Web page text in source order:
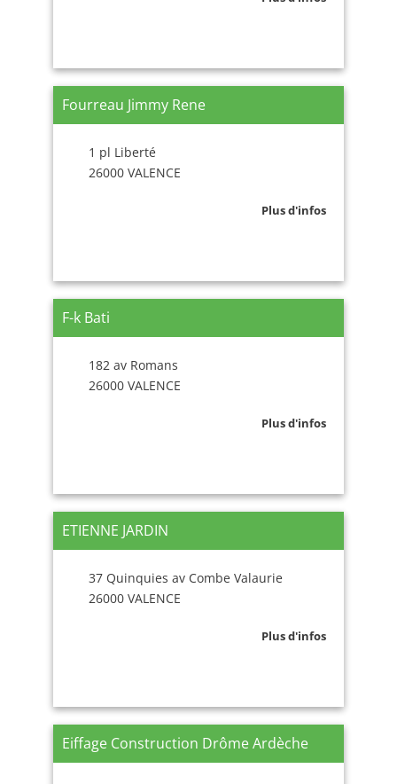
Fourreau Jimmy Rene
1 pl Liberté
26000 VALENCE
Plus d'infos
F-k Bati
182 av Romans
26000 VALENCE
Plus d'infos
ETIENNE JARDIN
37 Quinquies av Combe Valaurie
26000 VALENCE
Plus d'infos
Eiffage Construction Drôme Ardèche